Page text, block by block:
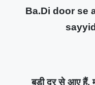
Ba.Di door se
बड़ी दूर से आए हैं,